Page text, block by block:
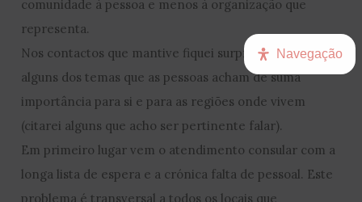
comunidade à pessoa e menos à organização que
representa.
Nos contactos que mantive fiquei surpreendido com
alguns dos temas que as pessoas acham de suma
importância para si e para as regiões onde vivem
(citarei alguns que acho ser pertinente falar).
Em primeiro lugar vem o atendimento consular com a
longa lista de espera e a crónica falta de pessoal. Este
problema é transversal a todos os locais que
Navegação